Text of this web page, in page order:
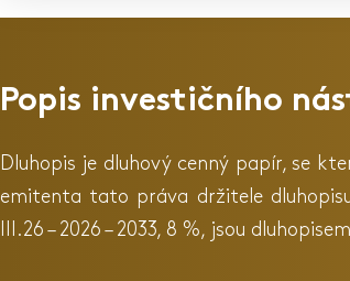
Popis investičního
Dluhopis je dluhový cenný papír, se
emitenta tato práva držitele
III.26 – 2026 – 2033, 8 %, jsou